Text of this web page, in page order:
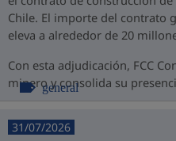
Chile. El importe del contrato
eleva a alrededor de 20
Con esta adjudicación, FCC
minero y consolida su
general
31/07/2026